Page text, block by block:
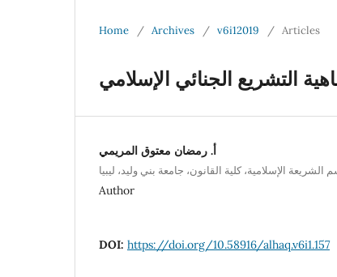
Home / Archives / v6i12019 / Articles
التشريع الجنائي الإسلامي
أ. رمضان معتوق المريمي
Author
DOI: https://doi.org/10.58916/alhaq.v6i1.157